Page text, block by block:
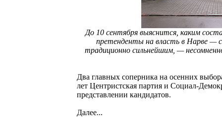
До 10 сентября выяснится, каким
претенденты на власть в Нарве —
традиционно сильнейшим, —
Два главных соперника на осенних
лет Центристская партия и Социал-
представлении кандидатов.
Далее...